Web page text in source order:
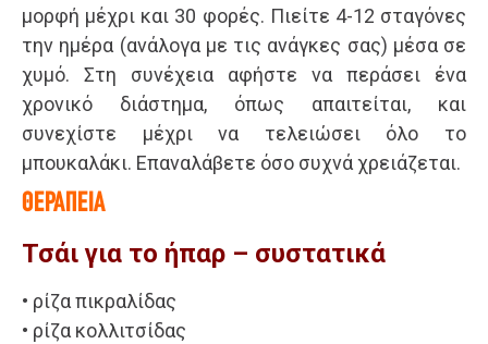
μορφή μέχρι και 30 φορές. Πιείτε 4-12 σταγόνες
την ημέρα (ανάλογα με τις ανάγκες σας) μέσα σε
χυμό. Στη συνέχεια αφήστε να περάσει ένα
χρονικό διάστημα, όπως απαιτείται, και
συνεχίστε μέχρι να τελειώσει όλο το
μπουκαλάκι. Επαναλάβετε όσο συχνά χρειάζεται.
ΘΕΡΑΠΕΙΑ
Τσάι για το ήπαρ – συστατικά
• ρίζα πικραλίδας
• ρίζα κολλιτσίδας